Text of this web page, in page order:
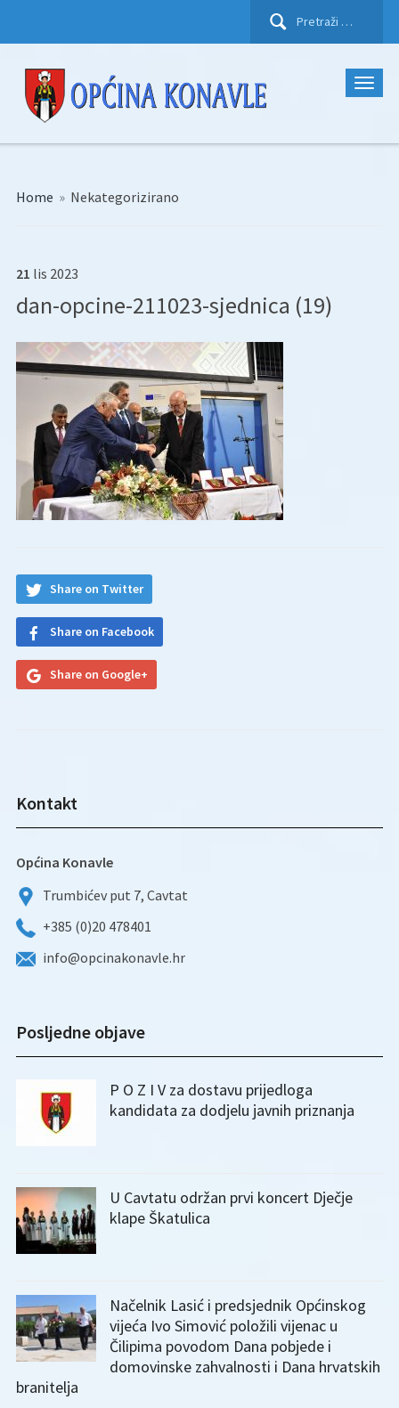
Pretraži:
Home » Nekategorizirano
21 lis 2023
dan-opcine-211023-sjednica (19)
Share on Twitter
Share on Facebook
Share on Google+
Kontakt
Općina Konavle
Trumbićev put 7, Cavtat
+385 (0)20 478401
info@opcinakonavle.hr
Posljedne objave
P O Z I V za dostavu prijedloga
kandidata za dodjelu javnih priznanja
U Cavtatu održan prvi koncert Dječje
klape Škatulica
Načelnik Lasić i predsjednik Općinskog
vijeća Ivo Simović položili vijenac u
Čilipima povodom Dana pobjede i
domovinske zahvalnosti i Dana hrvatskih
branitelja